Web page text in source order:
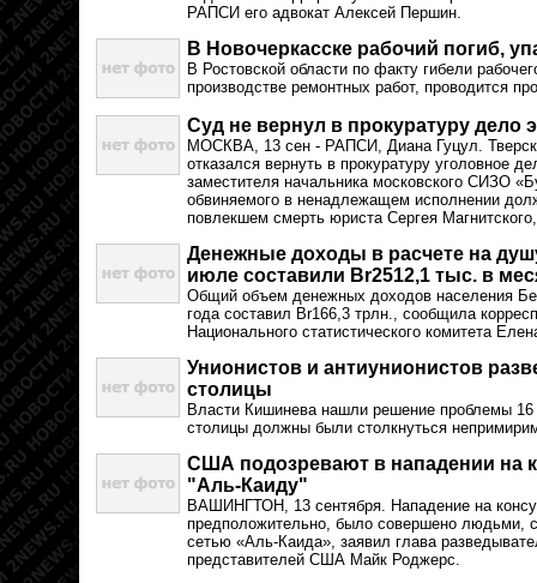
РАПСИ его адвокат Алексей Першин.
В Новочеркасске рабочий погиб,
В Ростовской области по факту гибели
производстве ремонтных работ, проводится
Суд не вернул в прокуратуру дело
МОСКВА, 13 сен - РАПСИ, Диана Гуцул.
отказался вернуть в прокуратуру уголовное
заместителя начальника московского СИЗО
обвиняемого в ненадлежащем исполнении
повлекшем смерть юриста Сергея
Денежные доходы в расчете на
июле составили Br2512,1 тыс. в
Общий объем денежных доходов населения
года составил Br166,3 трлн., сообщила
Национального статистического комитета
Унионистов и антиунионистов
столицы
Власти Кишинева нашли решение проблемы 16
столицы должны были столкнуться
США подозревают в нападении на
"Аль-Каиду"
ВАШИНГТОН, 13 сентября. Нападение на
предположительно, было совершено людьми,
сетью «Аль-Каида», заявил глава
представителей США Майк Роджерс.